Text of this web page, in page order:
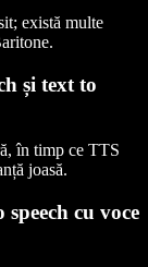
există multe
și text to
în timp ce TTS
joasă.
cu voce